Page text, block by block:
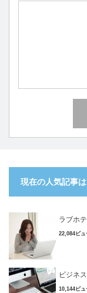
現在の人気記事
ラブホ
22,084ビュ
ビジネ
10,144ビュ